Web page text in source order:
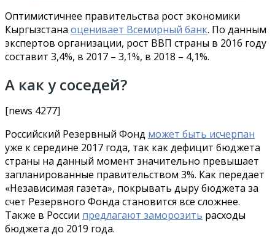
Оптимистичнее правительства рост экономики
Кыргызстана оценивает Всемирный банк. По данным
экспертов организации, рост ВВП страны в 2016 году
составит 3,4%, в 2017 – 3,1%, в 2018 – 4,1%.
А как у соседей?
[news 4277]
Российский Резервный Фонд может быть исчерпан
уже к середине 2017 года, так как дефицит бюджета
страны на данный момент значительно превышает
запланированные правительством 3%. Как передает
«Независимая газета», покрывать дыру бюджета за
счет Резервного Фонда становится все сложнее.
Также в России предлагают заморозить расходы
бюджета до 2019 года.